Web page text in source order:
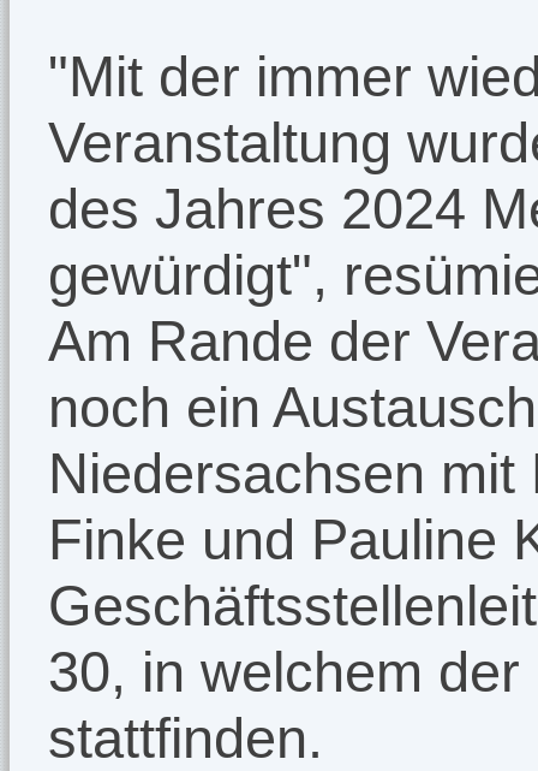
"Mit der immer
Veranstaltung
des Jahres 2024
gewürdigt",
Am Rande der
noch ein
Niedersachsen
Finke und Pauline
30, in welchem
stattfinden.